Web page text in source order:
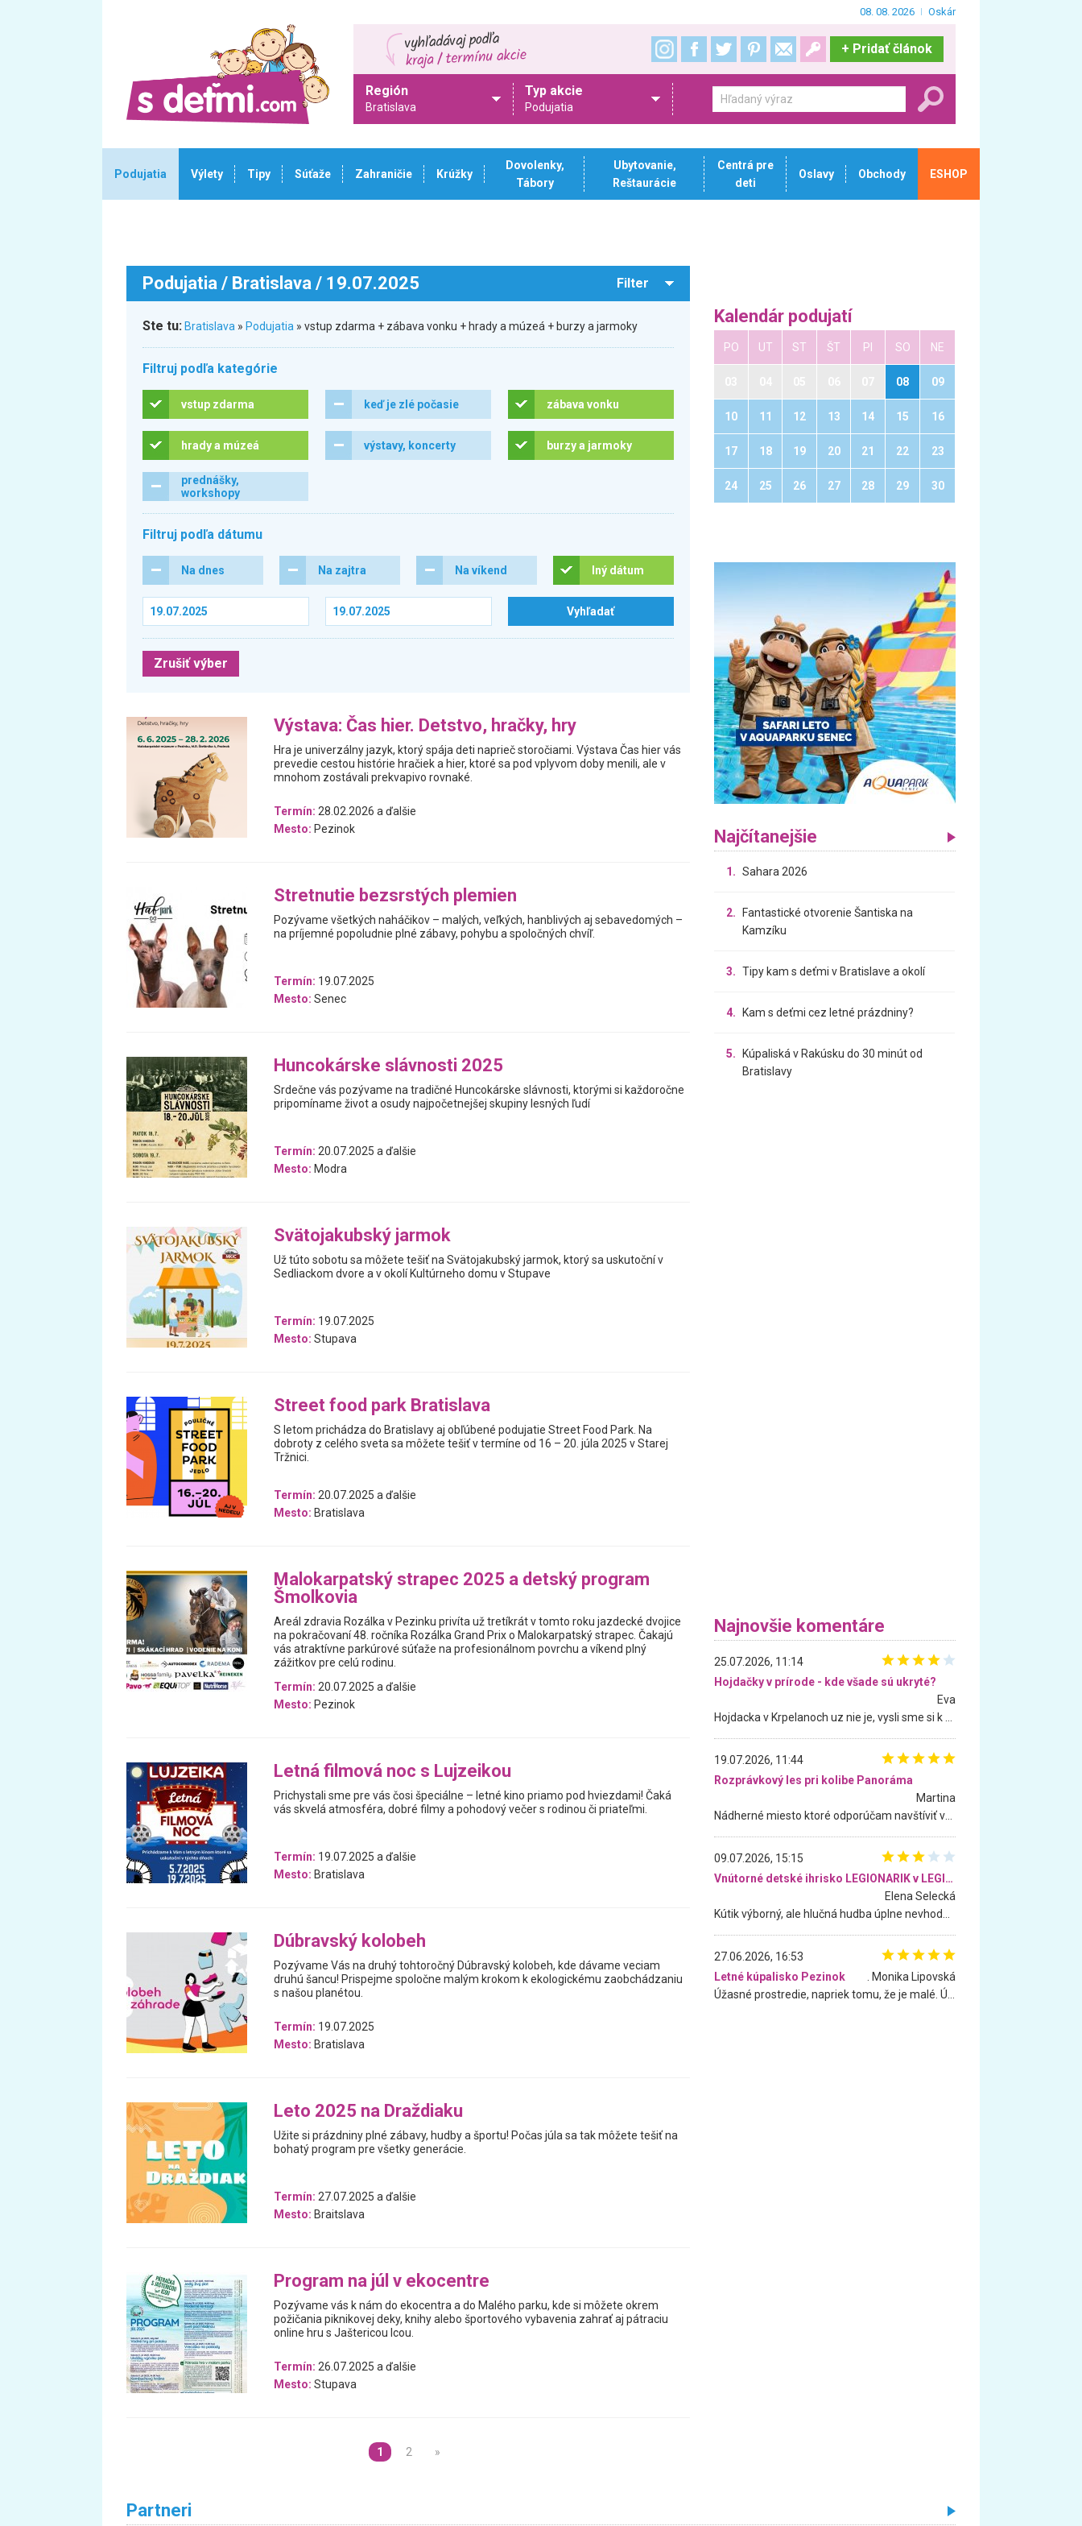
08. 08. 2026 Oskár
+ Pridať článok
Región
Bratislava
Typ akcie
Podujatia
Podujatia Výlety Tipy Súťaže Zahraničie Krúžky
Dovolenky,
Tábory
Ubytovanie,
Reštaurácie
Centrá pre
deti
Oslavy Obchody ESHOP
Podujatia / Bratislava / 19.07.2025 Filter
Ste tu: Bratislava » Podujatia » vstup zdarma + zábava vonku + hrady a múzeá + burzy a jarmoky
Filtruj podľa kategórie
vstup zdarma keď je zlé počasie zábava vonku
hrady a múzeá výstavy, koncerty burzy a jarmoky
prednášky,
workshopy
Filtruj podľa dátumu
Na dnes Na zajtra Na víkend Iný dátum
Zrušiť výber
Výstava: Čas hier. Detstvo, hračky, hry
Hra je univerzálny jazyk, ktorý spája deti naprieč storočiami. Výstava Čas hier vás
prevedie cestou histórie hračiek a hier, ktoré sa pod vplyvom doby menili, ale v
mnohom zostávali prekvapivo rovnaké.
Termín: 28.02.2026 a ďalšie
Mesto: Pezinok
Stretnutie bezsrstých plemien
Pozývame všetkých naháčikov – malých, veľkých, hanblivých aj sebavedomých –
na príjemné popoludnie plné zábavy, pohybu a spoločných chvíľ.
Termín: 19.07.2025
Mesto: Senec
Huncokárske slávnosti 2025
Srdečne vás pozývame na tradičné Huncokárske slávnosti, ktorými si každoročne
pripomíname život a osudy najpočetnejšej skupiny lesných ľudí
Termín: 20.07.2025 a ďalšie
Mesto: Modra
Svätojakubský jarmok
Už túto sobotu sa môžete tešiť na Svätojakubský jarmok, ktorý sa uskutoční v
Sedliackom dvore a v okolí Kultúrneho domu v Stupave
Termín: 19.07.2025
Mesto: Stupava
Street food park Bratislava
S letom prichádza do Bratislavy aj obľúbené podujatie Street Food Park. Na
dobroty z celého sveta sa môžete tešiť v termíne od 16 – 20. júla 2025 v Starej
Tržnici.
Termín: 20.07.2025 a ďalšie
Mesto: Bratislava
Malokarpatský strapec 2025 a detský program
Šmolkovia
Areál zdravia Rozálka v Pezinku privíta už tretíkrát v tomto roku jazdecké dvojice
na pokračovaní 48. ročníka Rozálka Grand Prix o Malokarpatský strapec. Čakajú
vás atraktívne parkúrové súťaže na profesionálnom povrchu a víkend plný
zážitkov pre celú rodinu.
Termín: 20.07.2025 a ďalšie
Mesto: Pezinok
Letná filmová noc s Lujzeikou
Prichystali sme pre vás čosi špeciálne – letné kino priamo pod hviezdami! Čaká
vás skvelá atmosféra, dobré filmy a pohodový večer s rodinou či priateľmi.
Termín: 19.07.2025 a ďalšie
Mesto: Bratislava
Dúbravský kolobeh
Pozývame Vás na druhý tohtoročný Dúbravský kolobeh, kde dávame veciam
druhú šancu! Prispejme spoločne malým krokom k ekologickému zaobchádzaniu
s našou planétou.
Termín: 19.07.2025
Mesto: Bratislava
Leto 2025 na Draždiaku
Užite si prázdniny plné zábavy, hudby a športu! Počas júla sa tak môžete tešiť na
bohatý program pre všetky generácie.
Termín: 27.07.2025 a ďalšie
Mesto: Braitslava
Program na júl v ekocentre
Pozývame vás k nám do ekocentra a do Malého parku, kde si môžete okrem
požičania piknikovej deky, knihy alebo športového vybavenia zahrať aj pátraciu
online hru s Jaštericou Icou.
Termín: 26.07.2025 a ďalšie
Mesto: Stupava
1 2 »
Kalendár podujatí
PO UT ST ŠT PI SO NE
08 09
10 11 12 13 14 15 16
17 18 19 20 21 22 23
24 25 26 27 28 29 30
Najčítanejšie
1. Sahara 2026
2.
Fantastické otvorenie Šantiska na
Kamzíku
3. Tipy kam s deťmi v Bratislave a okolí
4. Kam s deťmi cez letné prázdniny?
5.
Kúpaliská v Rakúsku do 30 minút od
Bratislavy
Najnovšie komentáre
25.07.2026, 11:14
Hojdačky v prírode - kde všade sú ukryté?
Eva
19.07.2026, 11:44
Rozprávkový les pri kolibe Panoráma
Martina
09.07.2026, 15:15
Vnútorné detské ihrisko LEGIONARIK v LEGIA Fitness
Elena Selecká
27.06.2026, 16:53
Letné kúpalisko Pezinok
. Monika Lipovská
Partneri